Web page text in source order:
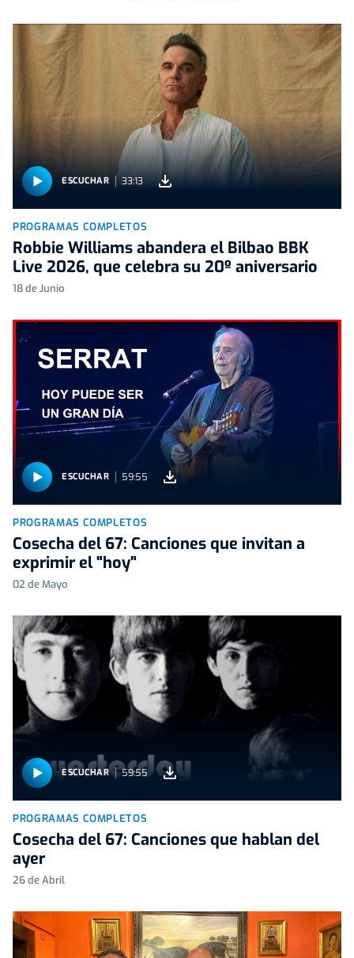
ESCUCHAR 33:13
PROGRAMAS COMPLETOS
Robbie Williams abandera el Bilbao BBK
Live 2026, que celebra su 20º aniversario
18 de Junio
ESCUCHAR 59:55
PROGRAMAS COMPLETOS
Cosecha del 67: Canciones que invitan a
exprimir el "hoy"
02 de Mayo
ESCUCHAR 59:55
PROGRAMAS COMPLETOS
Cosecha del 67: Canciones que hablan del
ayer
26 de Abril